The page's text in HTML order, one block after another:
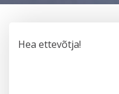
Hea ettevõtja!